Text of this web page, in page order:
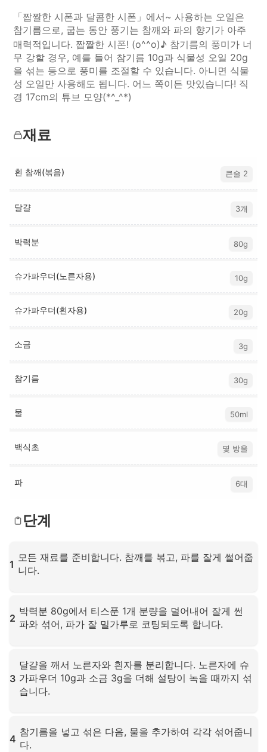
「짭짤한 시폰과 달콤한 시폰」에서~ 사용하는 오일은
참기름으로, 굽는 동안 풍기는 참깨와 파의 향기가 아주
매력적입니다. 짭짤한 시폰! (o^^o)♪ 참기름의 풍미가 너
무 강할 경우, 예를 들어 참기름 10g과 식물성 오일 20g
을 섞는 등으로 풍미를 조절할 수 있습니다. 아니면 식물
성 오일만 사용해도 됩니다. 어느 쪽이든 맛있습니다! 직
경 17cm의 튜브 모양(*^_^*)
재료
흰 참깨(볶음) 큰술 2
달걀 3개
박력분 80g
슈가파우더(노른자용) 10g
슈가파우더(흰자용) 20g
소금 3g
참기름 30g
물 50ml
백식초 몇 방울
파 6대
단계
1
모든 재료를 준비합니다. 참깨를 볶고, 파를 잘게 썰어줍
니다.
2
박력분 80g에서 티스푼 1개 분량을 덜어내어 잘게 썬
파와 섞어, 파가 잘 밀가루로 코팅되도록 합니다.
3
달걀을 깨서 노른자와 흰자를 분리합니다. 노른자에 슈
가파우더 10g과 소금 3g을 더해 설탕이 녹을 때까지 섞
습니다.
4
참기름을 넣고 섞은 다음, 물을 추가하여 각각 섞어줍니
다.